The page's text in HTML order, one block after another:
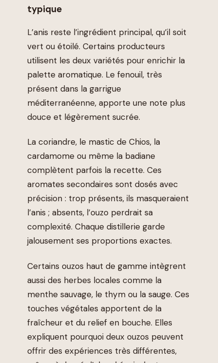
typique
L’anis reste l’ingrédient principal, qu’il soit
vert ou étoilé. Certains producteurs
utilisent les deux variétés pour enrichir la
palette aromatique. Le fenouil, très
présent dans la garrigue
méditerranéenne, apporte une note plus
douce et légèrement sucrée.
La coriandre, le mastic de Chios, la
cardamome ou même la badiane
complètent parfois la recette. Ces
aromates secondaires sont dosés avec
précision : trop présents, ils masqueraient
l’anis ; absents, l’ouzo perdrait sa
complexité. Chaque distillerie garde
jalousement ses proportions exactes.
Certains ouzos haut de gamme intègrent
aussi des herbes locales comme la
menthe sauvage, le thym ou la sauge. Ces
touches végétales apportent de la
fraîcheur et du relief en bouche. Elles
expliquent pourquoi deux ouzos peuvent
offrir des expériences très différentes,